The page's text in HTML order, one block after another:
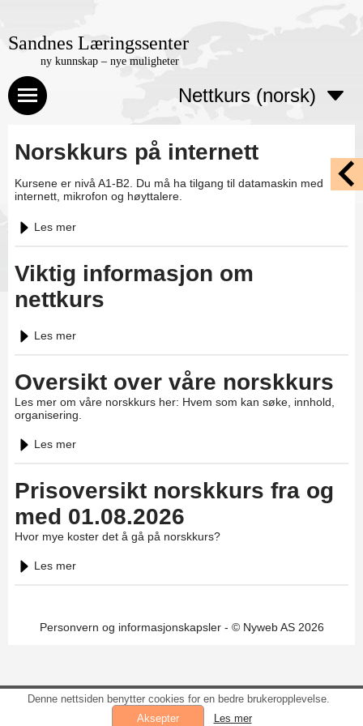
Sandnes Læringssenter
ny kunnskap – nye muligheter
Nettkurs (norsk)
Norskkurs på internett
Kursene er nivå A1-B2. Du må ha tilgang til datamaskin med
internett, mikrofon og høyttalere.
Les mer
Viktig informasjon om
nettkurs
Les mer
Oversikt over våre norskkurs
Les mer om våre norskkurs her: Hvem som kan søke, innhold,
organisering.
Les mer
Prisoversikt norskkurs fra og
med 01.08.2026
Hvor mye koster det å gå på norskkurs?
Les mer
Personvern og informasjonskapsler- © Nyweb AS 2026
Denne nettsiden benytter cookies for en bedre brukeropplevelse.
Les mer